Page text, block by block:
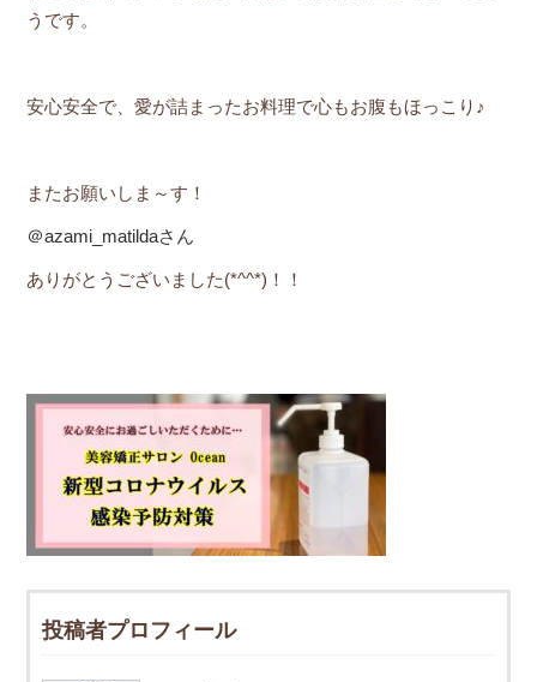
うです。
安心安全で、愛が詰まったお料理で心もお腹もほっこり♪
またお願いしま～す！
＠azami_matildaさん
ありがとうございました(*^^*)！！
投稿者プロフィール